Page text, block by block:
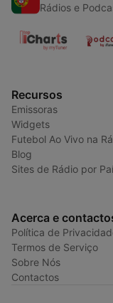
Rádios e
Recursos
Emissoras
Widgets
Futebol Ao Vivo na
Blog
Sites de Rádio por
Acerca e
Política de
Termos de Serviço
Sobre Nós
Contactos